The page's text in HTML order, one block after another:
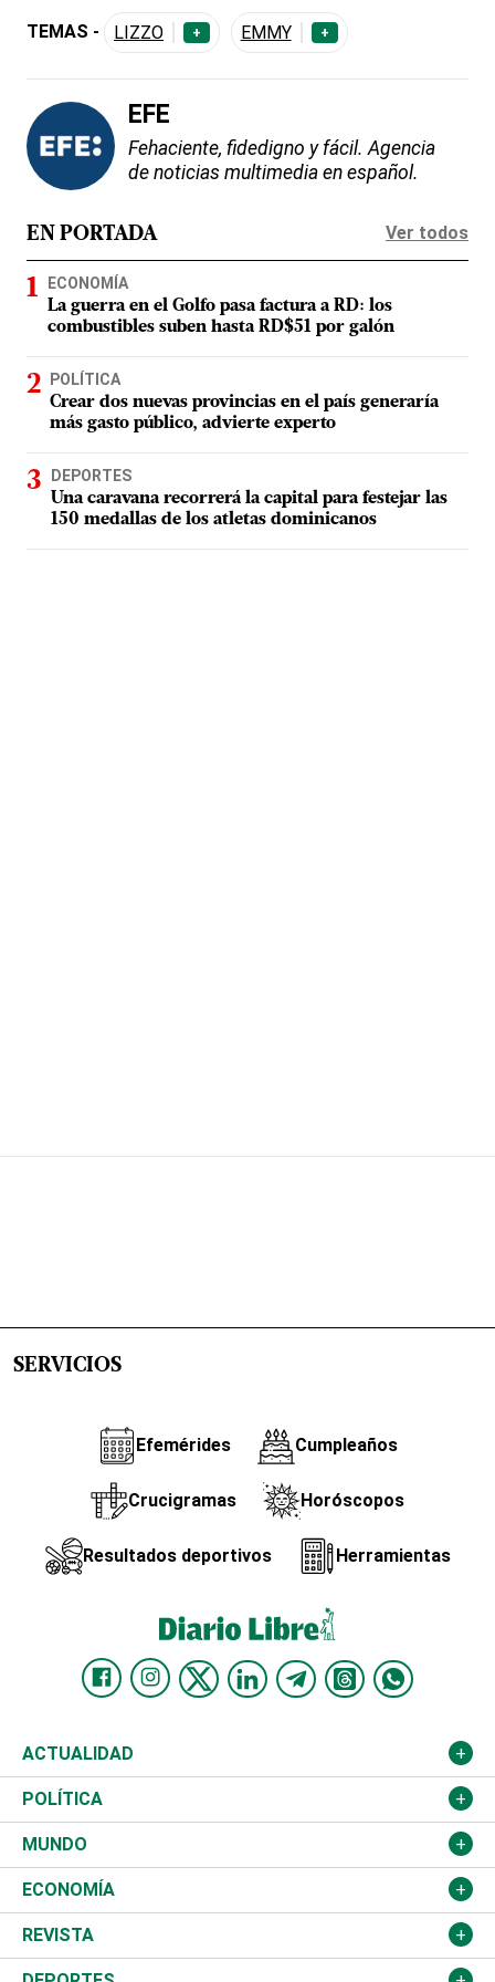
TEMAS - LIZZO + EMMY +
EFE
Fehaciente, fidedigno y fácil. Agencia
de noticias multimedia en español.
EN PORTADA Ver todos
ECONOMÍA
La guerra en el Golfo pasa factura a RD: los
combustibles suben hasta RD$51 por galón
POLÍTICA
Crear dos nuevas provincias en el país generaría
más gasto público, advierte experto
DEPORTES
Una caravana recorrerá la capital para festejar las
150 medallas de los atletas dominicanos
SERVICIOS
Efemérides Cumpleaños
Crucigramas Horóscopos
Resultados deportivos Herramientas
ACTUALIDAD
Nacional
Ciudad
Educación
Salud
Justicia
POLÍTICA
Partidos
JCE
TSE
Congreso Nacional
MUNDO
Estados Unidos
América Latina
ECONOMÍA
Finanzas
REVISTA